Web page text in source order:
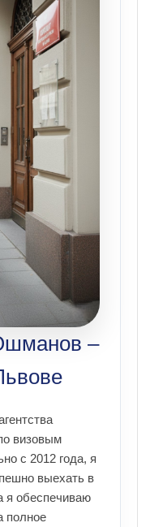
–
визовым
с 2012 года, я
выехать в
я обеспечиваю
полное